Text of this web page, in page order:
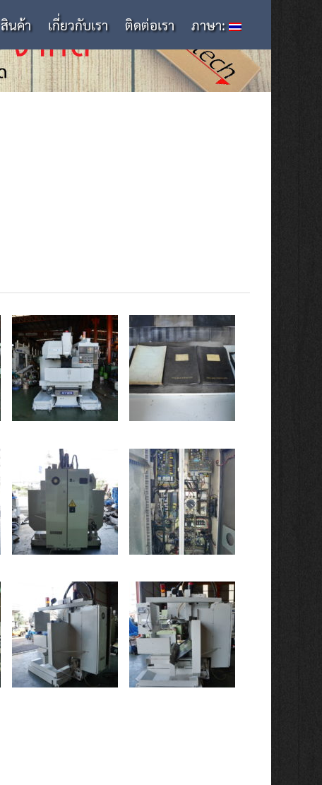
สินค้า เกี่ยวกับเรา ติดต่อเรา ภาษา: